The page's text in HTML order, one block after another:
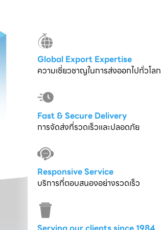
Global Export Expertise
ความเชี่ยวชาญในการส่งออกไปทั่วโลก
Fast & Secure Delivery
การจัดส่งที่รวดเร็วและปลอดภัย
Responsive Service
บริการที่ตอบสนองอย่างรวดเร็ว